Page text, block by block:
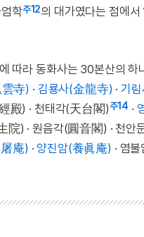
학주12의 대가였다는 점에서
에 따라 동화사는 30본산의 하
雲寺) · 김룡사(金龍寺) · 기
殿) · 천태각(天台閣)주14 ·
院) · 원음각(圓音閣) · 천
庵) · 양진암(養眞庵) · 염